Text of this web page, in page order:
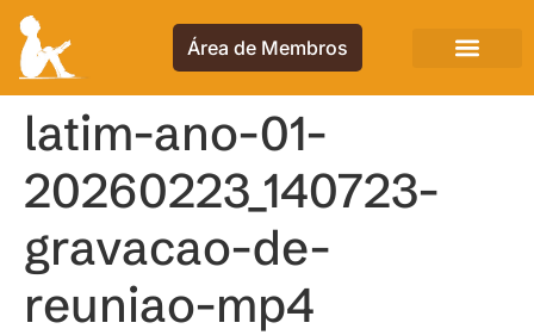
Área de Membros
latim-ano-01-
20260223_140723-
gravacao-de-
reuniao-mp4